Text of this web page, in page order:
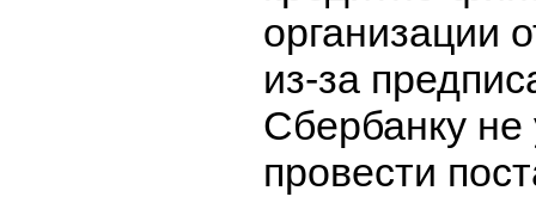
организации
из-за
Сбербанку не
провести